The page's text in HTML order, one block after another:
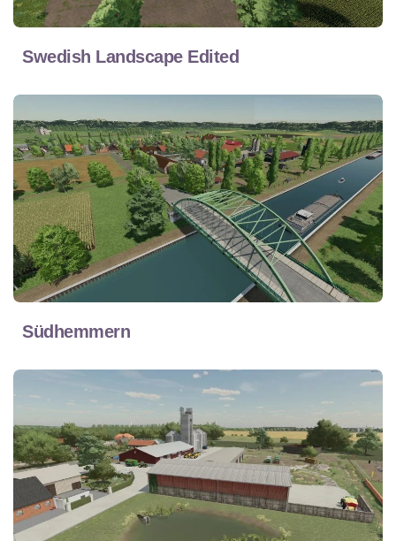
Swedish Landscape Edited
Südhemmern